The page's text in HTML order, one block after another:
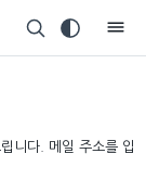
니다. 메일 주소를 입